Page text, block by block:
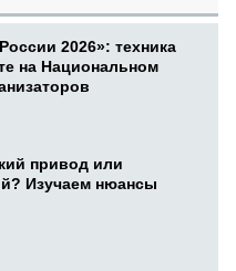
2026»: техника
на Национальном
привод или
Изучаем нюансы